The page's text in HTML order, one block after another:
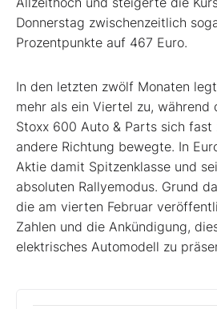
Donnerstag zwischenzeitlich
Prozentpunkte auf 467 Euro.
In den letzten zwölf Monaten
mehr als ein Viertel zu, während
Stoxx 600 Auto & Parts sich
andere Richtung bewegte. In
Aktie damit Spitzenklasse und
absoluten Rallyemodus. Grund
die am vierten Februar
Zahlen und die Ankündigung,
elektrisches Automodell zu